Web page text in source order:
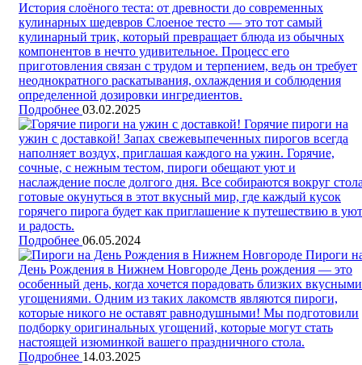
История слоёного теста: от древности до современных
кулинарных шедевров Слоеное тесто — это тот самый
кулинарный трик, который превращает блюда из обычных
компонентов в нечто удивительное. Процесс его
приготовления связан с трудом и терпением, ведь он требует
неоднократного раскатывания, охлаждения и соблюдения
определенной дозировки ингредиентов.
Подробнее 03.02.2025
Горячие пироги на
ужин с доставкой! Запах свежевыпеченных пирогов всегда
наполняет воздух, приглашая каждого на ужин. Горячие,
сочные, с нежным тестом, пироги обещают уют и
наслаждение после долгого дня. Все собираются вокруг
готовые окунуться в этот вкусный мир, где каждый кусок
горячего пирога будет как приглашение к путешествию в уют
и радость.
Подробнее 06.05.2024
Пироги
День Рождения в Нижнем Новгороде День рождения — это
особенный день, когда хочется порадовать близких вкусными
угощениями. Одним из таких лакомств являются пироги,
которые никого не оставят равнодушными! Мы подготовили
подборку оригинальных угощений, которые могут стать
настоящей изюминкой вашего праздничного стола.
Подробнее 14.03.2025